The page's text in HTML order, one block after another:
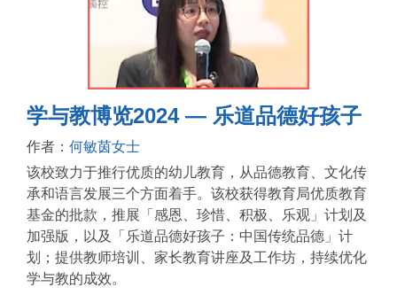
学与教博览2024 — 乐道品德好孩子
作者： 何敏茵女士
该校致力于推行优质的幼儿教育，从品德教育、文化传
承和语言发展三个方面着手。该校获得教育局优质教育
基金的批款，推展「感恩、珍惜、积极、乐观」计划及
加强版，以及「乐道品德好孩子：中国传统品德」计
划；提供教师培训、家长教育讲座及工作坊，持续优化
学与教的成效。